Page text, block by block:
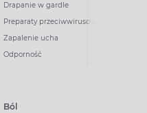
Drapanie w gardle
Preparaty przeciwwirusowe
Zapalenie ucha
Odporność
Ból